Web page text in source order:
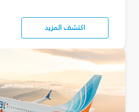
اكتشف المزيد